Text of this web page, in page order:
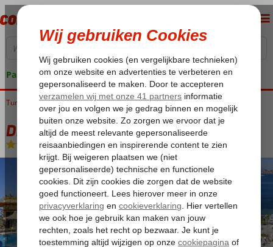
Pakketgarantie
Home
Turkije Egeische kust Bodrum Bodrum-Centrum Diamond Of Bodrum
Diamond Of Bodrum
All Inclusive-Hotel